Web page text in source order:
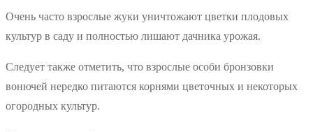
Очень часто взрослые жуки уничтожают цветки плодовых
культур в саду и полностью лишают дачника урожая.
Следует также отметить, что взрослые особи бронзовки
вонючей нередко питаются корнями цветочных и некоторых
огородных культур.